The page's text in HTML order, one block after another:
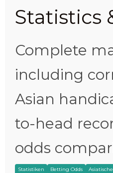
Statistics
Complete
including
Asian
to-head
odds
Statistiken Betting Odds